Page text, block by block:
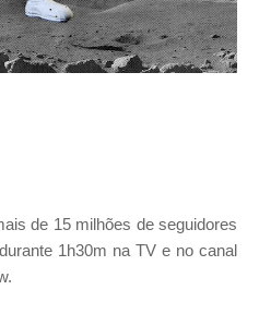
de 15 milhões de seguidores
1h30m na TV e no canal